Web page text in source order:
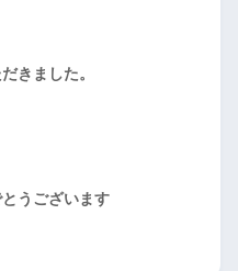
きました。
うございます